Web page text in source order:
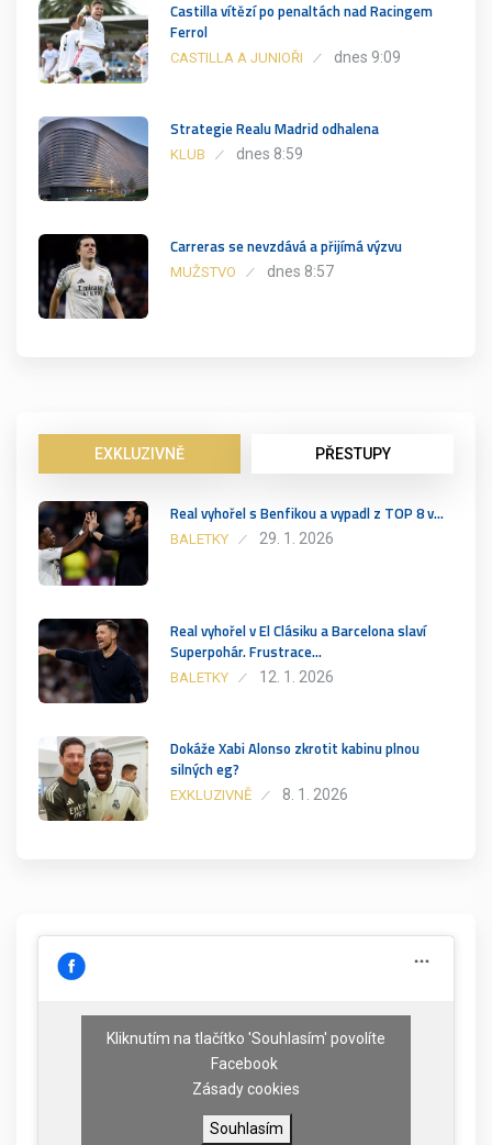
Castilla vítězí po penaltách nad Racingem
Ferrol
CASTILLA A JUNIOŘI dnes 9:09
Strategie Realu Madrid odhalena
KLUB dnes 8:59
Carreras se nevzdává a přijímá výzvu
MUŽSTVO dnes 8:57
EXKLUZIVNĚ PŘESTUPY
Real vyhořel s Benfikou a vypadl z TOP 8 v…
BALETKY 29. 1. 2026
Real vyhořel v El Clásiku a Barcelona slaví
Superpohár. Frustrace…
BALETKY 12. 1. 2026
Dokáže Xabi Alonso zkrotit kabinu plnou
silných eg?
EXKLUZIVNĚ 8. 1. 2026
Kliknutím na tlačítko 'Souhlasím' povolíte
Facebook
Zásady cookies
Souhlasím